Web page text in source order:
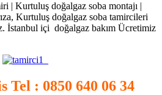
| Kurtuluş doğalgaz soba montajı |
Kurtuluş doğalgaz soba tamircileri
İstanbul içi doğalgaz bakım Ücretimiz
Tel : 0850 640 06 34